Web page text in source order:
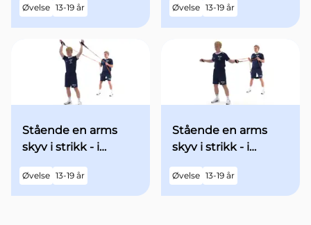
utgangsstilling
Øvelse 13-19 år
begge armene over
hodet - med økt fart
Øvelse 13-19 år
Stående en arms
skyv i strikk - i
utgangsstilling med
begge armene over
hodet
Øvelse 13-19 år
Stående en arms
skyv i strikk - i
utgangsstilling med
begge armene
"90grader" ut til
Øvelse 13-19 år